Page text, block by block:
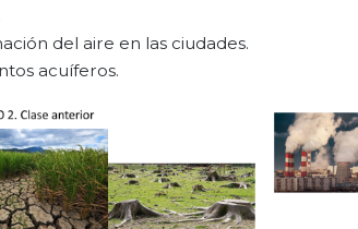
del aire en las ciudades.
acuíferos.